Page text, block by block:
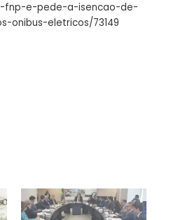
fnp-e-pede-a-isencao-de-
onibus-eletricos/73149